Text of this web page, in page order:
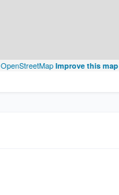
OpenStreetMap Improve this map